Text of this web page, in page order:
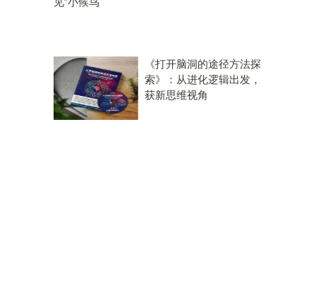
《打开脑洞的途径方法探
索》：从进化逻辑出发，
获新思维视角